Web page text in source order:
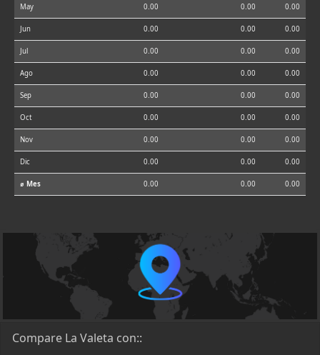
May 0.00 0.00 0.00
Jun 0.00 0.00 0.00
Jul 0.00 0.00 0.00
Ago 0.00 0.00 0.00
Sep 0.00 0.00 0.00
Oct 0.00 0.00 0.00
Nov 0.00 0.00 0.00
Dic 0.00 0.00 0.00
⌀ Mes 0.00 0.00 0.00
Compare La Valeta con::